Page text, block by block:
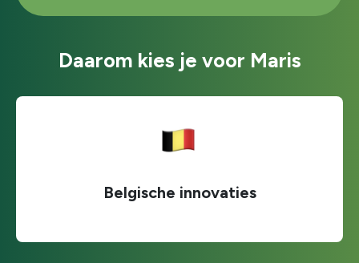
Daarom kies je voor Maris
Belgische innovaties